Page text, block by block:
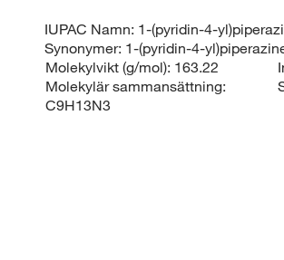
IUPAC Namn: 1-(pyridin-4-
Synonymer: 1-(pyridin-4-
Molekylvikt (g/mol): 163.22
Molekylär sammansättning:
C9H13N3